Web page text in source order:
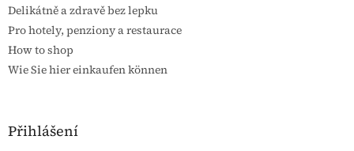
Delikátně a zdravě bez lepku
Pro hotely, penziony a restaurace
How to shop
Wie Sie hier einkaufen können
Přihlášení